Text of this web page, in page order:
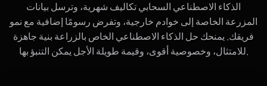
الذكاء الاصطناعي السحابي تكاليف شهرية، وترسل بيانات
المزرعة الخاصة إلى خوادم خارجية، وتفرض رسومًا إضافية مع نمو
فريقك. يمنحك حل الذكاء الاصطناعي الخاص بالزراعة بنية جاهزة